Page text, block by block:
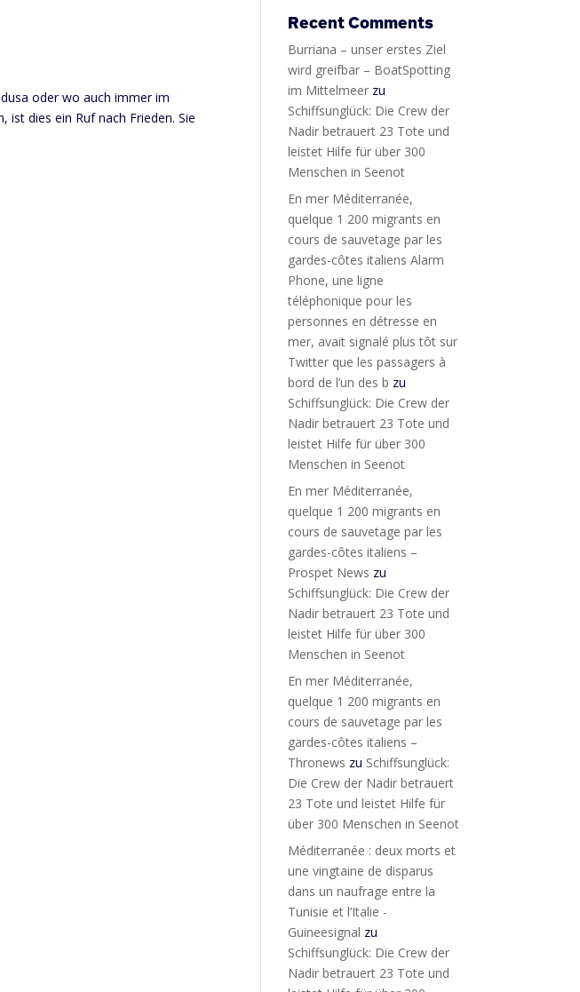
oder wo auch immer im
dies ein Ruf nach Frieden. Sie
Recent Comments
Burriana – unser erstes Ziel
wird greifbar – BoatSpotting
im Mittelmeer zu
Schiffsunglück: Die Crew der
Nadir betrauert 23 Tote und
leistet Hilfe für über 300
Menschen in Seenot
En mer Méditerranée,
quelque 1 200 migrants en
cours de sauvetage par les
gardes-côtes italiens Alarm
Phone, une ligne
téléphonique pour les
personnes en détresse en
mer, avait signalé plus tôt sur
Twitter que les passagers à
bord de l’un des b zu
Schiffsunglück: Die Crew der
Nadir betrauert 23 Tote und
leistet Hilfe für über 300
Menschen in Seenot
En mer Méditerranée,
quelque 1 200 migrants en
cours de sauvetage par les
gardes-côtes italiens –
Prospet News zu
Schiffsunglück: Die Crew der
Nadir betrauert 23 Tote und
leistet Hilfe für über 300
Menschen in Seenot
En mer Méditerranée,
quelque 1 200 migrants en
cours de sauvetage par les
gardes-côtes italiens –
Thronews zu Schiffsunglück:
Die Crew der Nadir betrauert
23 Tote und leistet Hilfe für
über 300 Menschen in Seenot
Méditerranée : deux morts et
une vingtaine de disparus
dans un naufrage entre la
Tunisie et l’Italie -
Guineesignal zu
Schiffsunglück: Die Crew der
Nadir betrauert 23 Tote und